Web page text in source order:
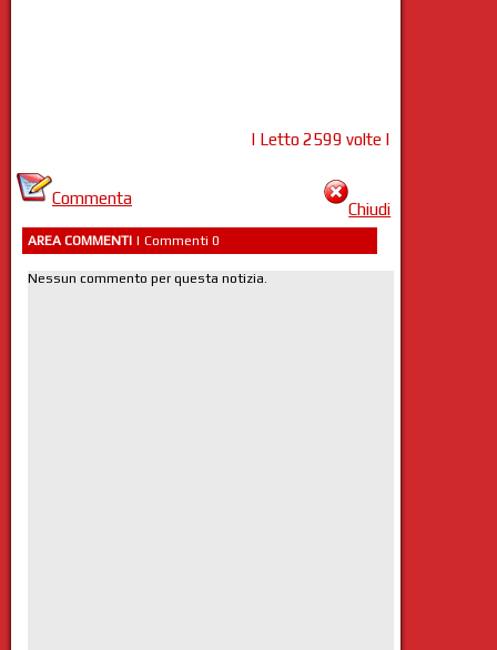
| Letto 2599 volte |
Chiudi
Commenta
AREA COMMENTI | Commenti 0